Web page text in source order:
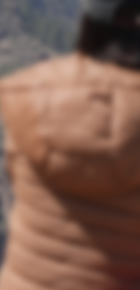
l'été !
de prendre notre blog à
contenu toujours plus riche,
agréable à regarder. C'est
nous travaillons sur cette
pour avoir un aperçu du
sera régulière plusieurs
mesure. Si tu souhaites des
nous contacter directement.
ton côté pour ne pas être
les changements vaudront
:) A bientôt !
de passe oublié